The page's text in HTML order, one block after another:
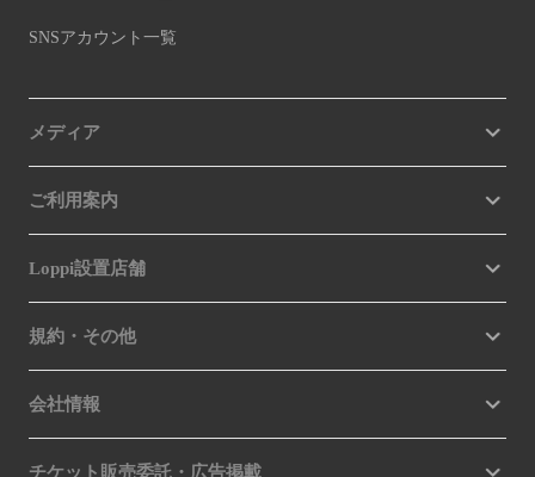
SNSアカウント一覧
メディア
ご利用案内
Loppi設置店舗
規約・その他
会社情報
チケット販売委託・広告掲載